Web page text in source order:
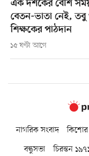
এক দশকের বেশি
বেতন-ভাতা নেই, তবু
শিক্ষকের পাঠদান
১৫ ঘণ্টা আগে
নাগরিক সংবাদ
বন্ধুসভা
চিরন্তন